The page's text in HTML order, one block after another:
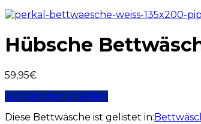
Hübsche
59,95€
Auf Amazon ansehen
Diese Bettwäsche ist gelistet in: